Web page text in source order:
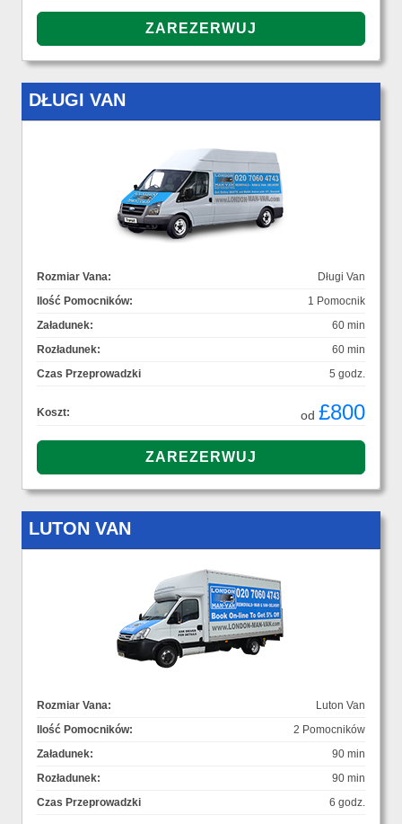
DŁUGI VAN
Rozmiar Vana:
Długi Van
Ilość Pomocników:
1 Pomocnik
Załadunek:
60 min
Rozładunek:
60 min
Czas Przeprowadzki
5 godz.
Koszt: od £800
LUTON VAN
Rozmiar Vana:
Luton Van
Ilość Pomocników:
2 Pomocników
Załadunek:
90 min
Rozładunek:
90 min
Czas Przeprowadzki
6 godz.